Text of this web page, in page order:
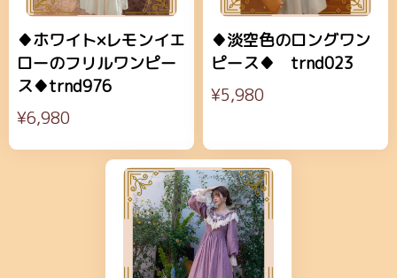
♦ホワイト×レモンイエ
ローのフリルワンピー
ス♦trnd976
¥6,980
♦淡空色のロングワン
ピース♦ trnd023
¥5,980